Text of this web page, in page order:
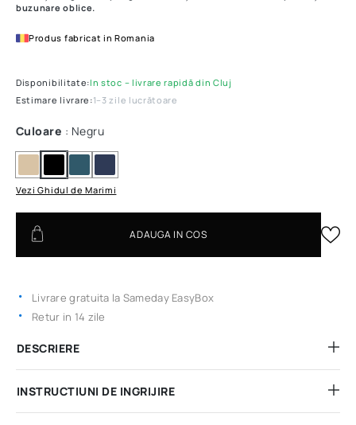
buzunare oblice.
Produs fabricat in Romania
Disponibilitate:In stoc – livrare rapidă din Cluj
Estimare livrare:1–3 zile lucrătoare
Culoare : Negru
Vezi Ghidul de Marimi
ADAUGA IN COS
Livrare gratuita la Sameday EasyBox
Retur in 14 zile
DESCRIERE
INSTRUCTIUNI DE INGRIJIRE